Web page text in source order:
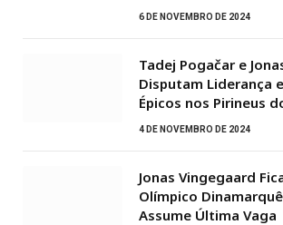
6 DE NOVEMBRO DE 2024
Tadej Pogačar e
Disputam Liderança
Épicos nos Pirineus
4 DE NOVEMBRO DE 2024
Jonas Vingegaard
Olímpico
Assume Última Vaga